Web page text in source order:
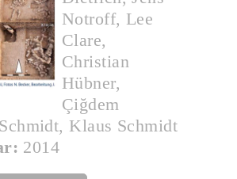
Notroff, Lee
Clare,
Christian
Hübner,
Çiğdem
Klaus Schmidt
2014